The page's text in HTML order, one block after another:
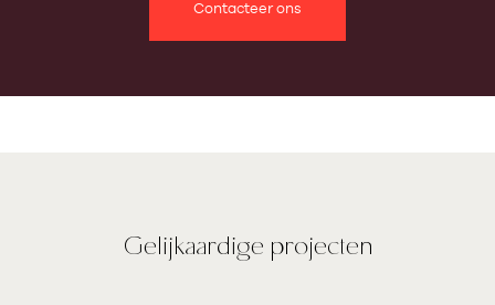
Contacteer ons
Gelijkaardige projecten